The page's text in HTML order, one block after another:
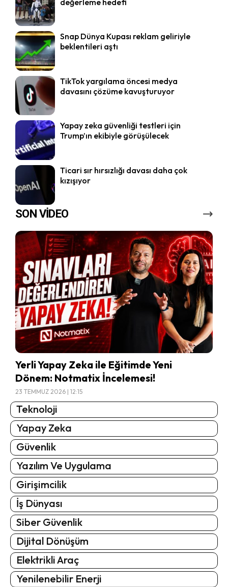
Snap Dünya Kupası reklam geliriyle
beklentileri aştı
TikTok yargılama öncesi medya
davasını çözüme kavuşturuyor
Yapay zeka güvenliği testleri için
Trump’ın ekibiyle görüşülecek
Ticari sır hırsızlığı davası daha çok
kızışıyor
SON VİDEO
Yerli Yapay Zeka ile Eğitimde Yeni
Dönem: Notmatix İncelemesi!
23 TEMMUZ 2026 | 12:15
Teknoloji
Yapay Zeka
Güvenlik
Yazılım Ve Uygulama
Girişimcilik
İş Dünyası
Siber Güvenlik
Dijital Dönüşüm
Elektrikli Araç
Yenilenebilir Enerji